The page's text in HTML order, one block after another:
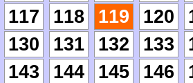
117 118 119 120
130 131 132 133
143 144 145 146